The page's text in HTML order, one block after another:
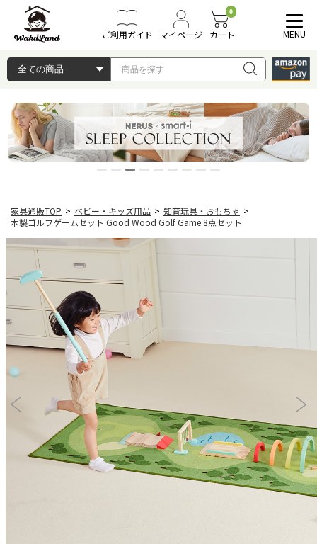
ご利用ガイド マイページ
0
カート MENU
家具通販TOP > ベビー・キッズ用品 > 知育玩具・おもちゃ >
木製ゴルフゲームセット Good Wood Golf Game 8点セット